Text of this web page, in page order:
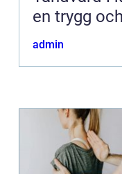
en trygg
admin